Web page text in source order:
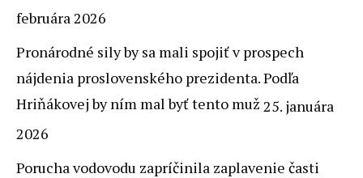
februára 2026
Pronárodné sily by sa mali spojiť v prospech
nájdenia proslovenského prezidenta. Podľa
Hriňákovej by ním mal byť tento muž 25. januára
2026
Porucha vodovodu zapríčinila zaplavenie časti